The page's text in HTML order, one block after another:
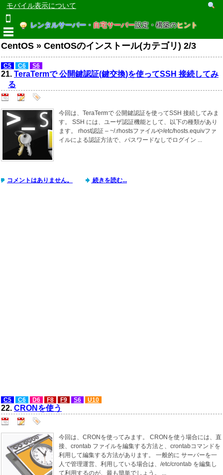
モバイル表示について
レンタルサーバー・ 自宅サーバー設定・構築のヒント
CentOS » CentOSのインストール(カテゴリ) 2/3
C5 C6 S6
21. TeraTermで 公開鍵認証(鍵交換)を使ってSSH 接続してみ
る
今回は、TeraTermで 公開鍵認証を使ってSSH 接続してみま
す。 SSH には、ユーザ認証機能として、以下の種類があり
ます。 rhost認証 – ~/.rhostsファイルや/etc/hosts.equivファ
イルによる認証方法で、パスワードなしでログイン ...
コメントはありません。 続きを読む...
C5 C6 D6 F8 F9 S6 U10
22. CRONを使う
今回は、CRONを使ってみます。 CRONを使う場合には、直
接、crontab ファイルを編集する方法と、crontabコマンドを
利用して編集する方法があります。 一般的に サーバーを一
人で管理運営、利用している場合は、/etc/crontab を編集し
て利用するのが、最も簡単でしょう。 ...